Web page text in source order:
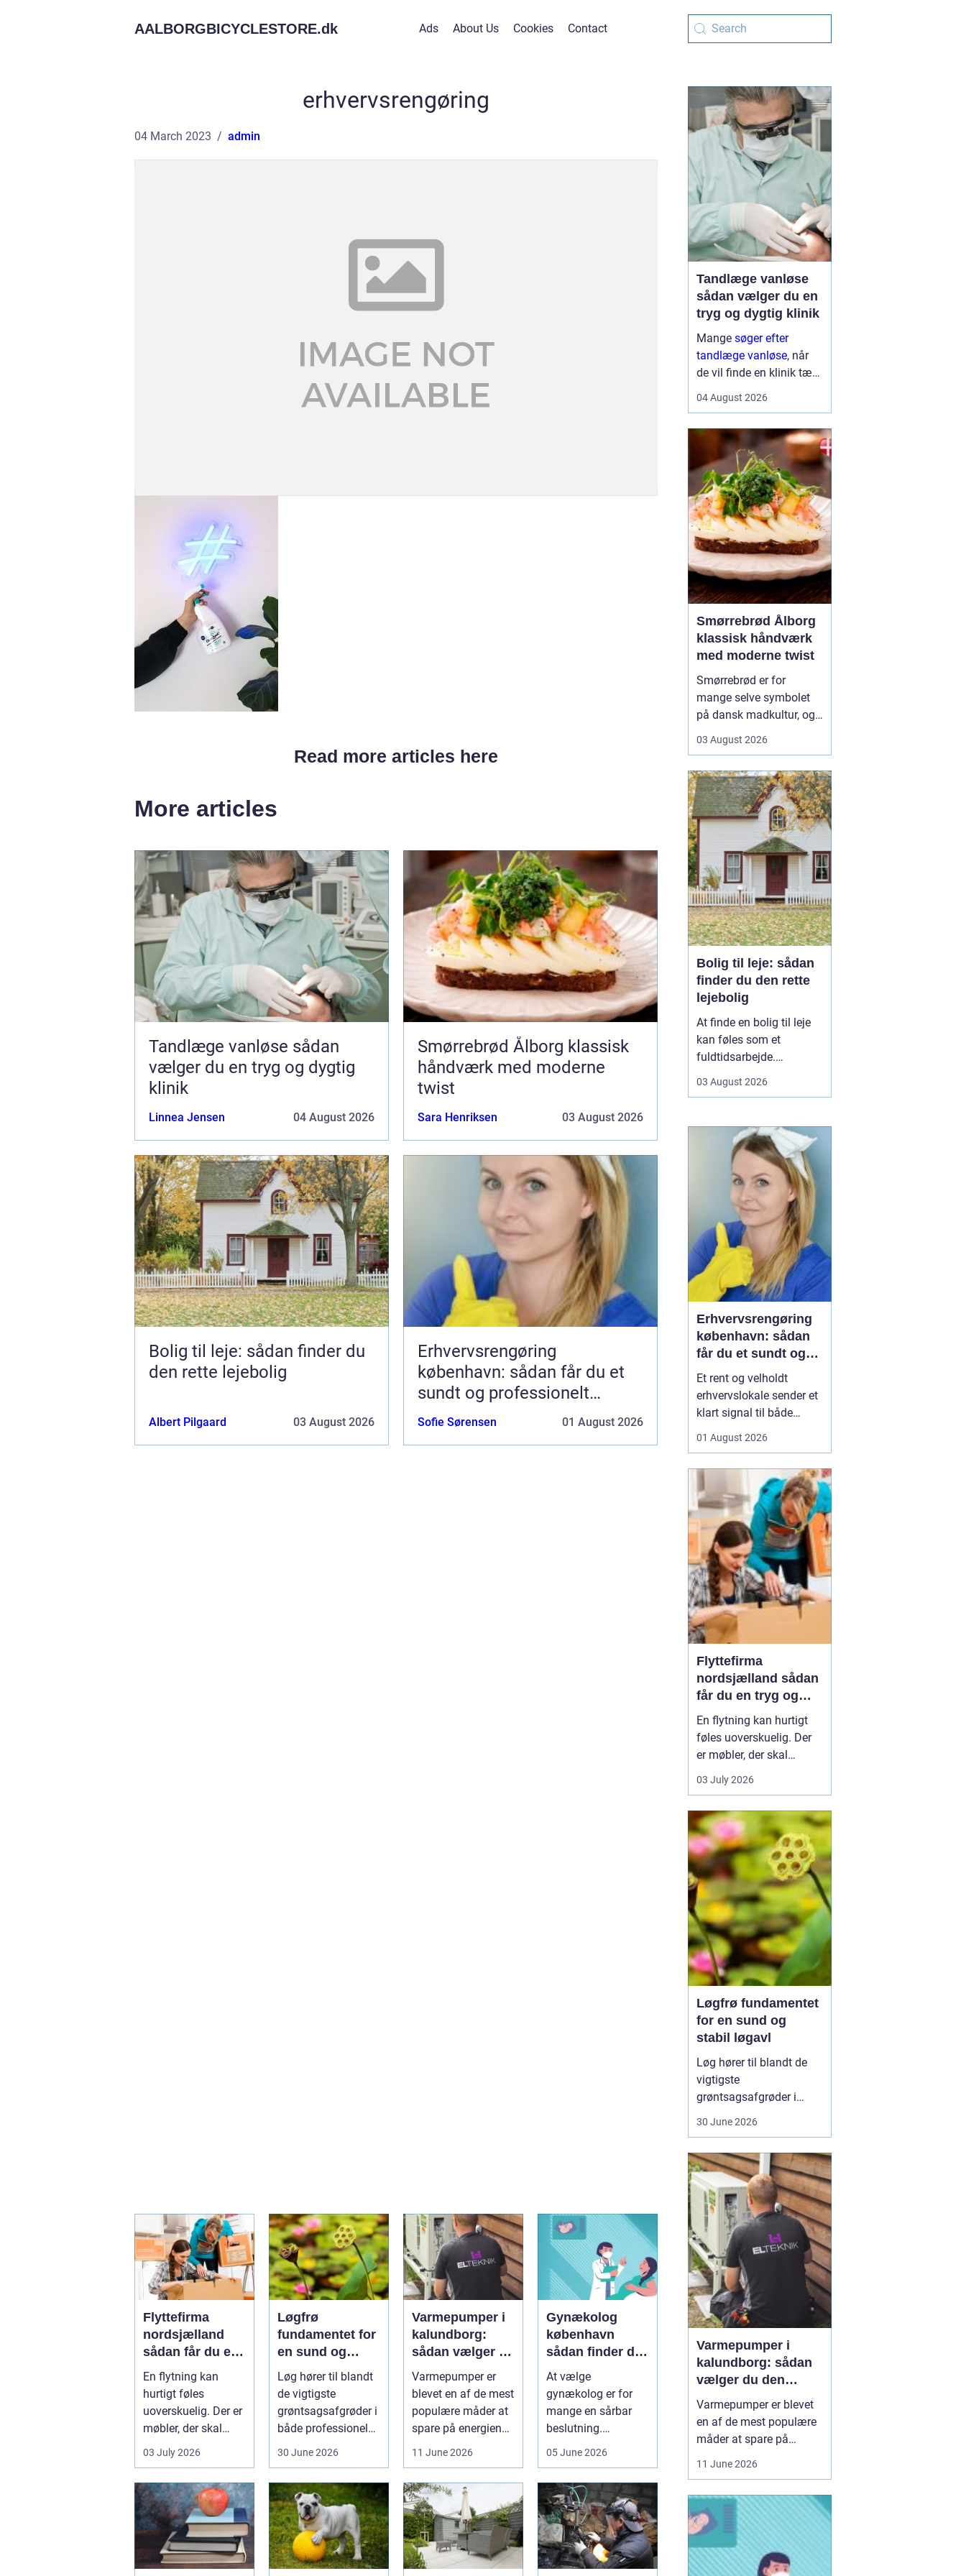
AALBORGBICYCLESTORE.dk Ads About Us Cookies Contact
erhvervsrengøring
04 March 2023 admin
Read more articles here
More articles
Tandlæge vanløse sådan
vælger du en tryg og dygtig
klinik
Linnea Jensen 04 August 2026
Smørrebrød Ålborg klassisk
håndværk med moderne
twist
Sara Henriksen 03 August 2026
Bolig til leje: sådan finder du
den rette lejebolig
Albert Pilgaard 03 August 2026
Erhvervsrengøring
københavn: sådan får du et
sundt og professionelt
arbejdsmiljø
Sofie Sørensen 01 August 2026
Flyttefirma
nordsjælland
sådan får du en
tryg og effektiv
flytning
En flytning kan
hurtigt føles
uoverskuelig. Der er
møbler, der skal
bæres, kasser der
skal pakkes, o...
03 July 2026
Løgfrø
fundamentet for
en sund og
stabil løgavl
Løg hører til blandt
de vigtigste
grøntsagsafgrøder i
både professionel
30 June 2026
Varmepumper i
kalundborg:
sådan vælger du
den rigtige
løsning
Varmepumper er
blevet en af de mest
populære måder at
spare på energien
11 June 2026
Gynækolog
københavn
sådan finder du
tryg og
professionel
hjælp
At vælge
gynækolog er for
mange en sårbar
beslutning.
foregår i intime...
05 June 2026
Tandlæge vanløse
sådan vælger du en
tryg og dygtig klinik
Mange søger efter
tandlæge vanløse, når
de vil finde en klinik tæt
fagligt stærk og god til
flere handler valget ikke
kun om pris og
beliggenhed, men i h...
04 August 2026
Smørrebrød Ålborg
klassisk håndværk
med moderne twist
Smørrebrød er for
mange selve symbolet
på dansk madkultur, og i
i bedste velgående. Her
klassiske stykker med
sild, æg og rejer og nyere
udgaver med grøntsager,
specialiteter fra lokale
slagtere og kre...
03 August 2026
Bolig til leje: sådan
finder du den rette
lejebolig
At finde en bolig til leje
kan føles som et
fuldtidsarbejde.
priserne varierer, og det
gennemskue, hvad du
egentlig får for pengene.
Samtidig fylder
spørgsmål om
beliggenhed, ...
03 August 2026
Erhvervsrengøring
københavn: sådan
får du et sundt og
professionelt
arbejdsmiljø
Et rent og velholdt
erhvervslokale sender et
klart signal til både
Mange virksomheder i
først værdien af
professionel rengøring,
når støvniveauet stiger,
medarbejdere klager
over indeklimaet, eller
kunder kom...
01 August 2026
Flyttefirma
nordsjælland sådan
får du en tryg og
effektiv flytning
En flytning kan hurtigt
føles uoverskuelig. Der
er møbler, der skal
bæres, kasser der skal
pakkes, og ofte en stram
Mange i Nordsjælland
vælger derfor at bruge et
professionelt flyttefirma,
som kan tage sig af det
tunge arbej...
03 July 2026
Løgfrø fundamentet
for en sund og
stabil løgavl
Løg hører til blandt de
vigtigste
grøntsagsafgrøder i
ensartet løg ligger et
veludvikletLøgfrø, som
er tilpasset klima,
jordtype og
dyrkningssy...
30 June 2026
Varmepumper i
kalundborg: sådan
vælger du den
rigtige løsning
Varmepumper er blevet
en af de mest populære
måder at spare på
Kalundborg står over for
samme spørgsmål: Skal
vi skifte den gamle
varmekilde ud, og er en
11 June 2026